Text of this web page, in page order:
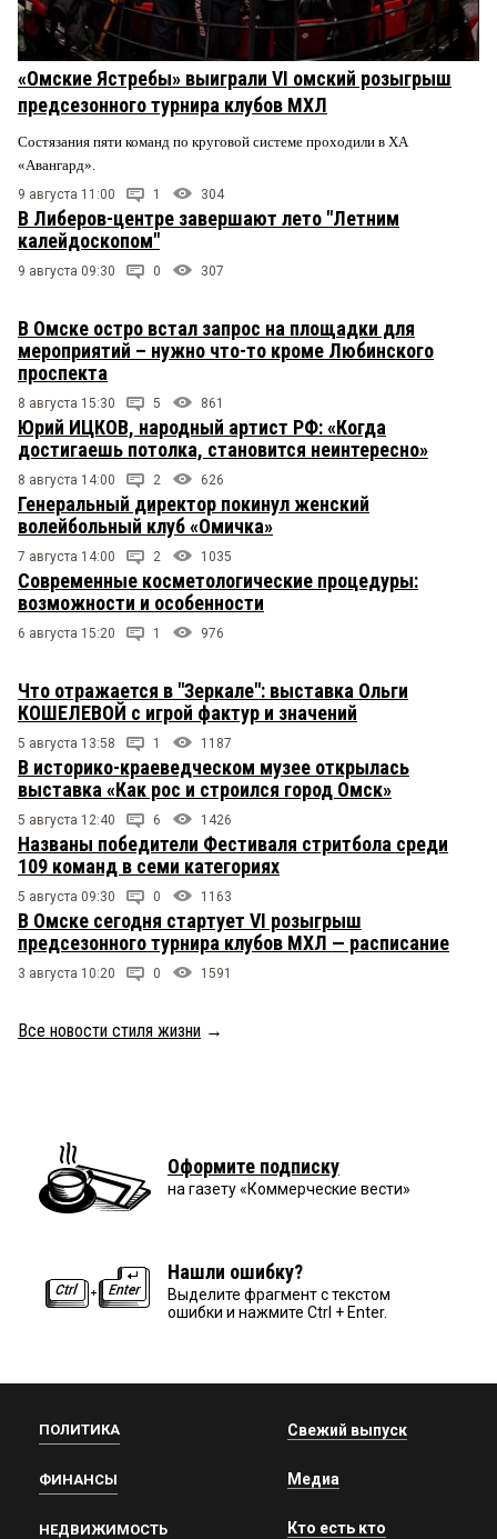
«Омские Ястребы» выиграли VI омский розыгрыш
предсезонного турнира клубов МХЛ
Состязания пяти команд по круговой системе проходили в ХА
«Авангард».
9 августа 11:00 1 304
В Либеров-центре завершают лето "Летним
калейдоскопом"
9 августа 09:30 0 307
В Омске остро встал запрос на площадки для
мероприятий – нужно что-то кроме Любинского
проспекта
8 августа 15:30 5 861
Юрий ИЦКОВ, народный артист РФ: «Когда
достигаешь потолка, становится неинтересно»
8 августа 14:00 2 626
Генеральный директор покинул женский
волейбольный клуб «Омичка»
7 августа 14:00 2 1035
Современные косметологические процедуры:
возможности и особенности
6 августа 15:20 1 976
Что отражается в "Зеркале": выставка Ольги
КОШЕЛЕВОЙ с игрой фактур и значений
5 августа 13:58 1 1187
В историко-краеведческом музее открылась
выставка «Как рос и строился город Омск»
5 августа 12:40 6 1426
Названы победители Фестиваля стритбола среди
109 команд в семи категориях
5 августа 09:30 0 1163
В Омске сегодня стартует VI розыгрыш
предсезонного турнира клубов МХЛ — расписание
3 августа 10:20 0 1591
Все новости стиля жизни →
Оформите подписку
на газету «Коммерческие вести»
Нашли ошибку?
Выделите фрагмент с текстом
ошибки и нажмите Ctrl + Enter.
ПОЛИТИКА
ФИНАНСЫ
НЕДВИЖИМОСТЬ
Свежий выпуск
Медиа
Кто есть кто